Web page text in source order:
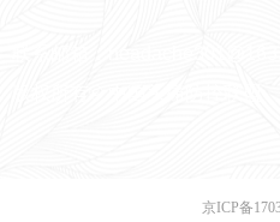
京ICP备